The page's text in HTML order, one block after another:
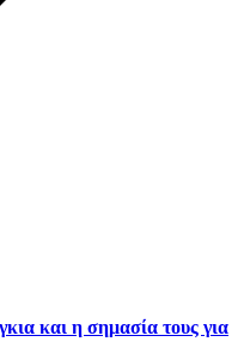
και η σημασία τους για